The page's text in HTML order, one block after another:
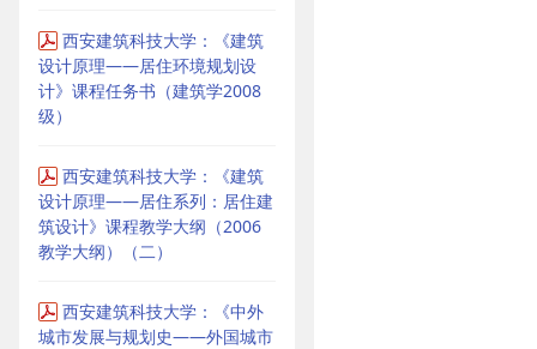
西安建筑科技大学：《建筑
设计原理——居住环境规划设
计》课程任务书（建筑学2008
级）
西安建筑科技大学：《建筑
设计原理——居住系列：居住建
筑设计》课程教学大纲（2006
教学大纲）（二）
西安建筑科技大学：《中外
城市发展与规划史——外国城市